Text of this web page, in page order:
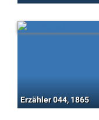
Erzähler 044, 1865